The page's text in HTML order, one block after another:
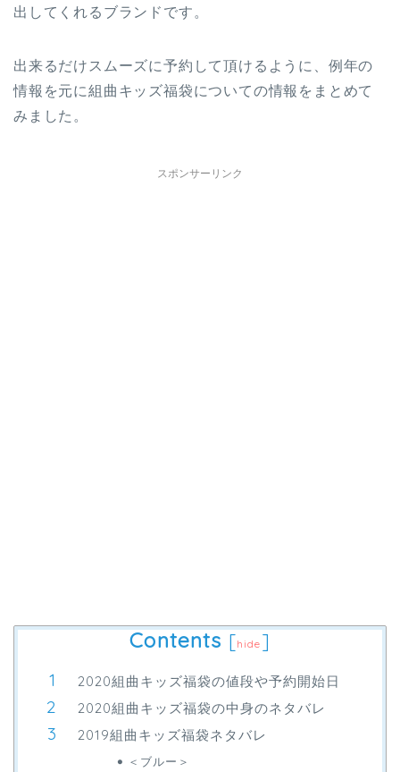
出してくれるブランドです。
出来るだけスムーズに予約して頂けるように、例年の
情報を元に組曲キッズ福袋についての情報をまとめて
みました。
スポンサーリンク
Contents [hide ]
2020組曲キッズ福袋の値段や予約開始日
2020組曲キッズ福袋の中身のネタバレ
2019組曲キッズ福袋ネタバレ
＜ブルー＞